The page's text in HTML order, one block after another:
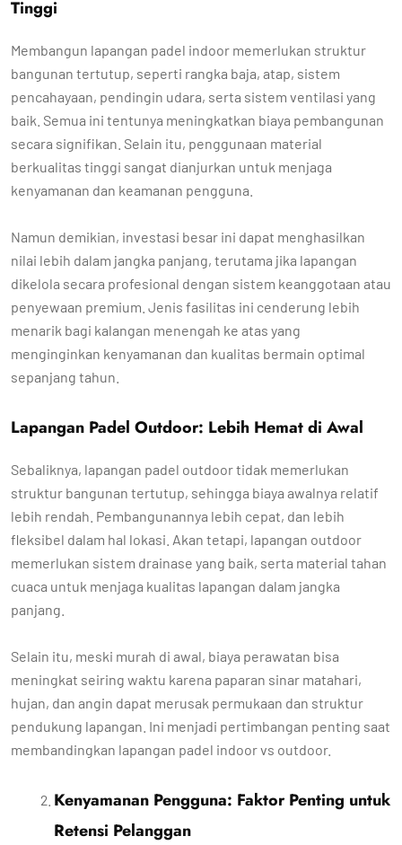
Tinggi
Membangun lapangan padel indoor memerlukan struktur
bangunan tertutup, seperti rangka baja, atap, sistem
pencahayaan, pendingin udara, serta sistem ventilasi yang
baik. Semua ini tentunya meningkatkan biaya pembangunan
secara signifikan. Selain itu, penggunaan material
berkualitas tinggi sangat dianjurkan untuk menjaga
kenyamanan dan keamanan pengguna.
Namun demikian, investasi besar ini dapat menghasilkan
nilai lebih dalam jangka panjang, terutama jika lapangan
dikelola secara profesional dengan sistem keanggotaan atau
penyewaan premium. Jenis fasilitas ini cenderung lebih
menarik bagi kalangan menengah ke atas yang
menginginkan kenyamanan dan kualitas bermain optimal
sepanjang tahun.
Lapangan Padel Outdoor: Lebih Hemat di Awal
Sebaliknya, lapangan padel outdoor tidak memerlukan
struktur bangunan tertutup, sehingga biaya awalnya relatif
lebih rendah. Pembangunannya lebih cepat, dan lebih
fleksibel dalam hal lokasi. Akan tetapi, lapangan outdoor
memerlukan sistem drainase yang baik, serta material tahan
cuaca untuk menjaga kualitas lapangan dalam jangka
panjang.
Selain itu, meski murah di awal, biaya perawatan bisa
meningkat seiring waktu karena paparan sinar matahari,
hujan, dan angin dapat merusak permukaan dan struktur
pendukung lapangan. Ini menjadi pertimbangan penting saat
membandingkan lapangan padel indoor vs outdoor.
Kenyamanan Pengguna: Faktor Penting untuk
Retensi Pelanggan